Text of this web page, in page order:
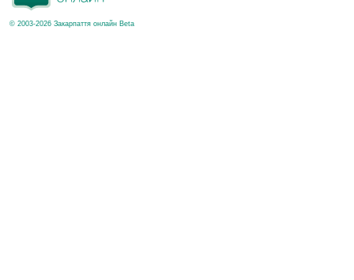
© 2003-2026 Закарпаття онлайн Beta